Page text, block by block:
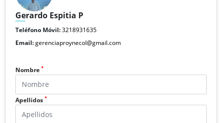
Gerardo Espitia P
Teléfono Móvil:3218931635
Email:gerenciaproynecol@gmail.com
Nombre *
Apellidos *